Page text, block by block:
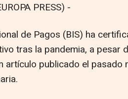
PRESS) -
de Pagos (BIS) ha
tras la pandemia, a pesar
artículo publicado el pasado